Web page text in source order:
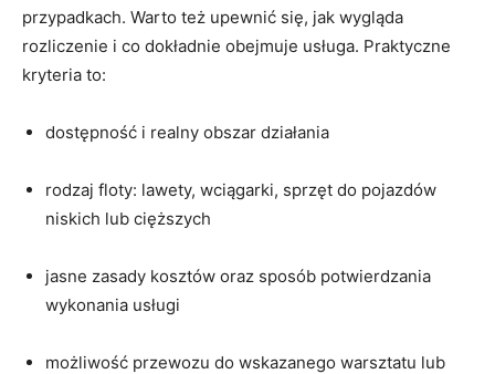
przypadkach. Warto też upewnić się, jak wygląda
rozliczenie i co dokładnie obejmuje usługa. Praktyczne
kryteria to:
dostępność i realny obszar działania
rodzaj floty: lawety, wciągarki, sprzęt do pojazdów
niskich lub cięższych
jasne zasady kosztów oraz sposób potwierdzania
wykonania usługi
możliwość przewozu do wskazanego warsztatu lub